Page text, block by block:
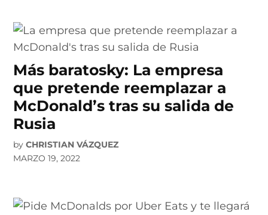
Más baratosky: La empresa
que pretende reemplazar a
McDonald’s tras su salida de
Rusia
by CHRISTIAN VÁZQUEZ
MARZO 19, 2022